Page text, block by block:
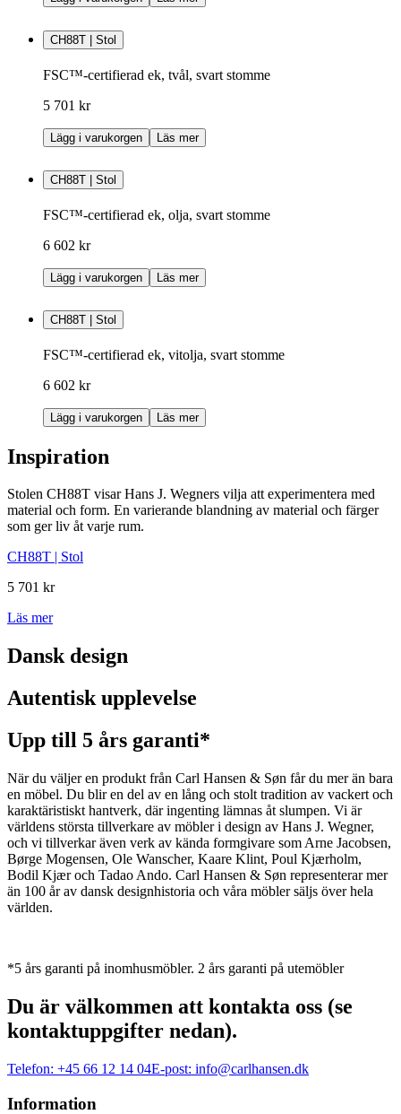
CH88T | Stol
FSC™-certifierad ek, tvål, svart stomme
5 701 kr
Lägg i varukorgen Läs mer
CH88T | Stol
FSC™-certifierad ek, olja, svart stomme
6 602 kr
Lägg i varukorgen Läs mer
CH88T | Stol
FSC™-certifierad ek, vitolja, svart stomme
6 602 kr
Lägg i varukorgen Läs mer
Inspiration
Stolen CH88T visar Hans J. Wegners vilja att experimentera med
material och form. En varierande blandning av material och färger
som ger liv åt varje rum.
CH88T | Stol
5 701 kr
Läs mer
Dansk design
Autentisk upplevelse
Upp till 5 års garanti*
När du väljer en produkt från Carl Hansen & Søn får du mer än bara
en möbel. Du blir en del av en lång och stolt tradition av vackert och
karaktäristiskt hantverk, där ingenting lämnas åt slumpen. Vi är
världens största tillverkare av möbler i design av Hans J. Wegner,
och vi tillverkar även verk av kända formgivare som Arne Jacobsen,
Børge Mogensen, Ole Wanscher, Kaare Klint, Poul Kjærholm,
Bodil Kjær och Tadao Ando. Carl Hansen & Søn representerar mer
än 100 år av dansk designhistoria och våra möbler säljs över hela
världen.
*5 års garanti på inomhusmöbler. 2 års garanti på utemöbler
Du är välkommen att kontakta oss (se
kontaktuppgifter nedan).
Telefon: +45 66 12 14 04E-post: info@carlhansen.dk
Information